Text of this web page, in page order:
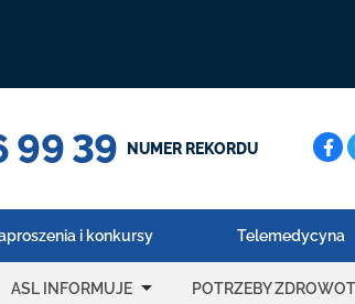
99 39 NUMER REKORDU
i konkursy Telemedycyna
ASL INFORMUJE arrow_drop_down POTRZEBY